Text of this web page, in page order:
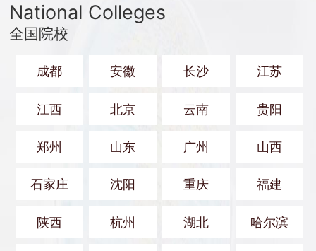
National Colleges
全国院校
成都 安徽 长沙 江苏
江西 北京 云南 贵阳
郑州 山东 广州 山西
石家庄 沈阳 重庆 福建
陕西 杭州 湖北 哈尔滨